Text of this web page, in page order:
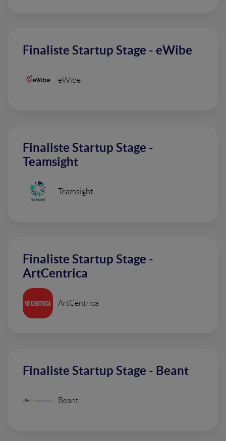
Finaliste Startup Stage - eWibe
eWibe
Finaliste Startup Stage -
Teamsight
Teamsight
Finaliste Startup Stage -
ArtCentrica
ArtCentrica
Finaliste Startup Stage - Beant
Beant